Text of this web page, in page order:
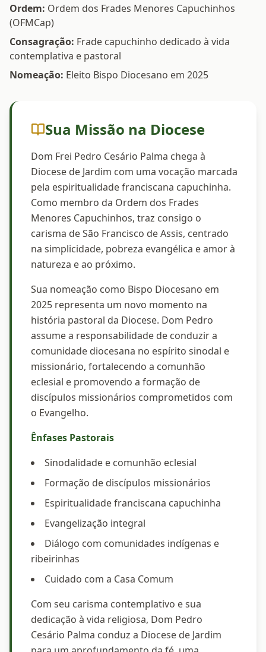
Ordem: Ordem dos Frades Menores Capuchinhos
(OFMCap)
Consagração: Frade capuchinho dedicado à vida
contemplativa e pastoral
Nomeação: Eleito Bispo Diocesano em 2025
Sua Missão na Diocese
Dom Frei Pedro Cesário Palma chega à
Diocese de Jardim com uma vocação marcada
pela espiritualidade franciscana capuchinha.
Como membro da Ordem dos Frades
Menores Capuchinhos, traz consigo o
carisma de São Francisco de Assis, centrado
na simplicidade, pobreza evangélica e amor à
natureza e ao próximo.
Sua nomeação como Bispo Diocesano em
2025 representa um novo momento na
história pastoral da Diocese. Dom Pedro
assume a responsabilidade de conduzir a
comunidade diocesana no espírito sinodal e
missionário, fortalecendo a comunhão
eclesial e promovendo a formação de
discípulos missionários comprometidos com
o Evangelho.
Ênfases Pastorais
Sinodalidade e comunhão eclesial
Formação de discípulos missionários
Espiritualidade franciscana capuchinha
Evangelização integral
Diálogo com comunidades indígenas e
ribeirinhas
Cuidado com a Casa Comum
Com seu carisma contemplativo e sua
dedicação à vida religiosa, Dom Pedro
Cesário Palma conduz a Diocese de Jardim